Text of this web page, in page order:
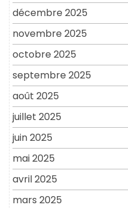
décembre 2025
novembre 2025
octobre 2025
septembre 2025
août 2025
juillet 2025
juin 2025
mai 2025
avril 2025
mars 2025